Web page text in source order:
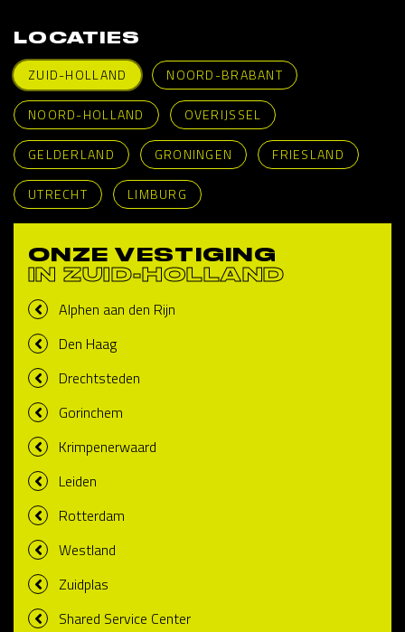
LOCATIES
ZUID-HOLLAND
NOORD-BRABANT
NOORD-HOLLAND OVERIJSSEL
GELDERLAND GRONINGEN FRIESLAND
UTRECHT LIMBURG
ONZE VESTIGING
IN ZUID-HOLLAND
Alphen aan den Rijn
Den Haag
Drechtsteden
Gorinchem
Krimpenerwaard
Leiden
Rotterdam
Westland
Zuidplas
Shared Service Center